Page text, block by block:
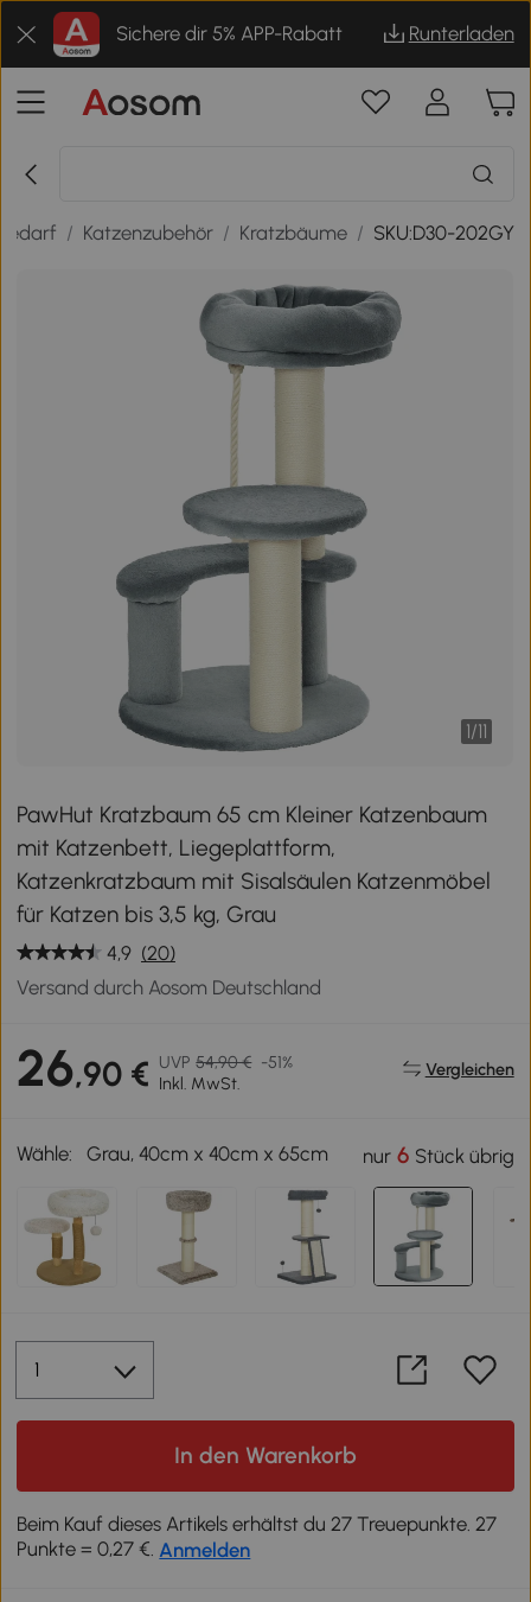
Sichere dir 5% APP-Rabatt Runterladen
/ Katzenzubehör / Kratzbäume / SKU:D30-202GY
1/11
PawHut Kratzbaum 65 cm Kleiner Katzenbaum
mit Katzenbett, Liegeplattform,
Katzenkratzbaum mit Sisalsäulen Katzenmöbel
für Katzen bis 3,5 kg, Grau
4,9 (20)
Versand durch Aosom Deutschland
26,90 € UVP 54,90 € -51%
Inkl. MwSt.
Vergleichen
Wähle: Grau, 40cm x 40cm x 65cm nur6 Stück übrig
In den Warenkorb
Beim Kauf dieses Artikels erhältst du 27 Treuepunkte. 27
Punkte = 0,27 €. Anmelden